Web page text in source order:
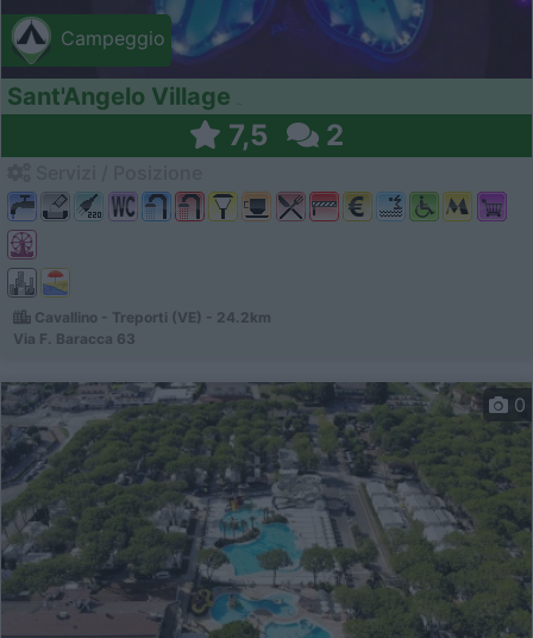
Campeggio
Sant'Angelo Village
7,5 2
Cavallino - Treporti (VE) - 24.2km
Via F. Baracca 63
0